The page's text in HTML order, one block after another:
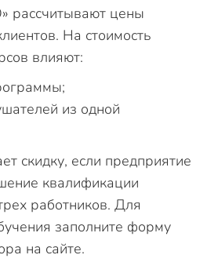
цены
На стоимость
влияют:
из одной
скидку, если предприятие
квалификации
работников. Для
заполните форму
на сайте.